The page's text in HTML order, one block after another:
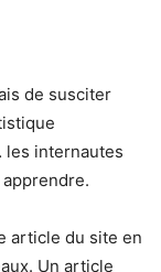
de susciter
les internautes
apprendre.
article du site en
Un article